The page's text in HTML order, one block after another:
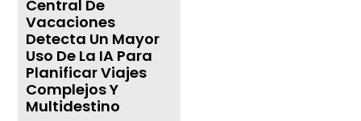
Central De
Vacaciones
Detecta Un Mayor
Uso De La IA Para
Planificar Viajes
Complejos Y
Multidestino